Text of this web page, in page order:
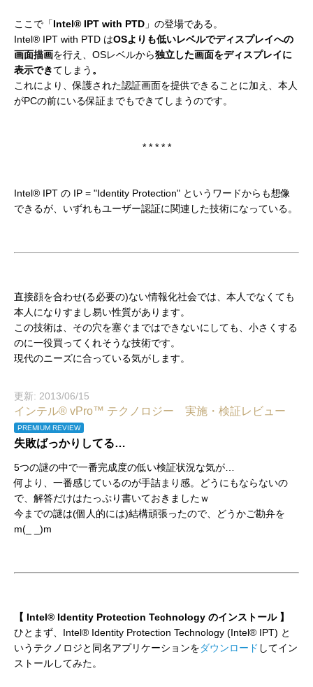
ここで「Intel® IPT with PTD 」の登場である。
Intel® IPT with PTD はOSよりも低いレベルでディスプレイへの
画面描画を行え、OSレベルから独立した画面をディスプレイに
表示できてしまう 。
これにより、保護された認証画面を提供できることに加え、本人
がPCの前にいる保証までもできてしまうのです。
* * * * *
Intel® IPT の IP = "Identity Protection" というワードからも想像
できるが、いずれもユーザー認証に関連した技術になっている。
直接顔を合わせ(る必要の)ない情報化社会では、本人でなくても
本人になりすまし易い性質があります。
この技術は、その穴を塞ぐまではできないにしても、小さくする
のに一役買ってくれそうな技術です。
現代のニーズに合っている気がします。
更新: 2013/06/15
インテル® vPro™ テクノロジー 実施・検証レビュー
PREMIUM REVIEW
失敗ばっかりしてる…
5つの謎の中で一番完成度の低い検証状況な気が…
何より、一番感じているのが手詰まり感。どうにもならないの
で、解答だけはたっぷり書いておきましたｗ
今までの謎は(個人的には)結構頑張ったので、どうかご勘弁を
m(_ _)m
【 Intel® Identity Protection Technology のインストール 】
ひとまず、Intel® Identity Protection Technology (Intel® IPT) と
いうテクノロジと同名アプリケーションをダウンロード してイン
ストールしてみた。